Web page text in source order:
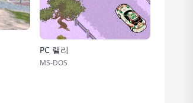
PC 랠리
MS-DOS